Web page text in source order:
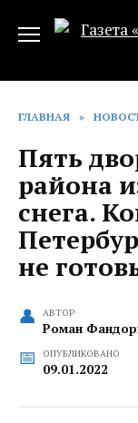
ГЛАВНАЯ »
Пять
района
снега.
не
АВТОР
Роман
ОПУБЛИКОВАНО
09.01.2022